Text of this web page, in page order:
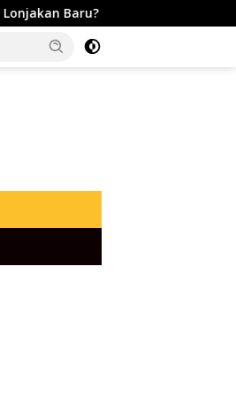
Dogecoin Turun, Tapi